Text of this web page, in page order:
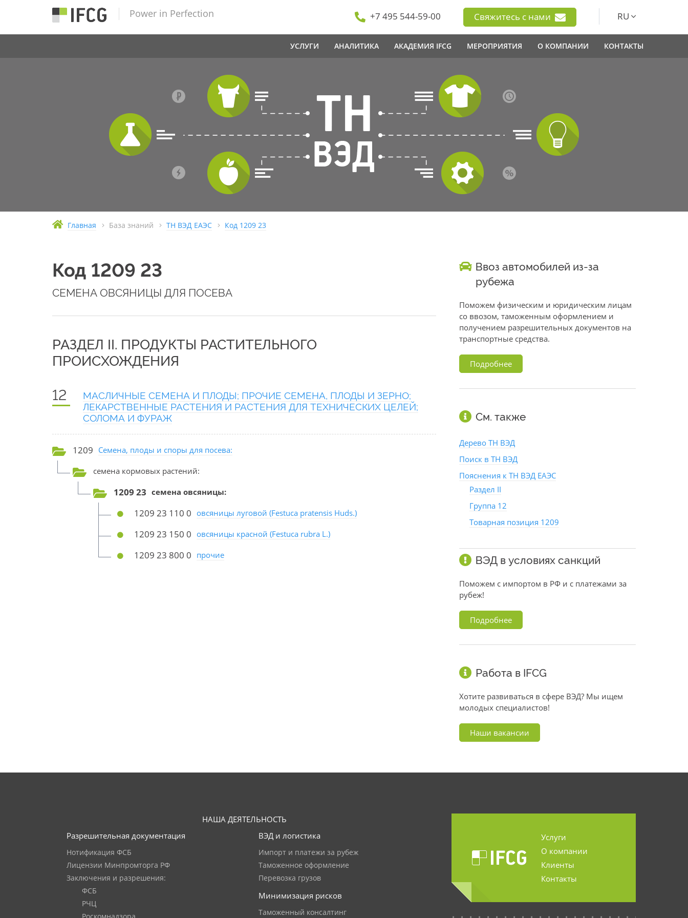
Power in Perfection +7 495 544-59-00 Свяжитесь с нами RU
УСЛУГИ АНАЛИТИКА АКАДЕМИЯ IFCG МЕРОПРИЯТИЯ О КОМПАНИИ КОНТАКТЫ
Главная База знаний ТН ВЭД ЕАЭС Код 1209 23
Код 1209 23
СЕМЕНА ОВСЯНИЦЫ ДЛЯ ПОСЕВА
РАЗДЕЛ II. ПРОДУКТЫ РАСТИТЕЛЬНОГО
ПРОИСХОЖДЕНИЯ
12
МАСЛИЧНЫЕ СЕМЕНА И ПЛОДЫ; ПРОЧИЕ СЕМЕНА, ПЛОДЫ И ЗЕРНО;
ЛЕКАРСТВЕННЫЕ РАСТЕНИЯ И РАСТЕНИЯ ДЛЯ ТЕХНИЧЕСКИХ ЦЕЛЕЙ;
СОЛОМА И ФУРАЖ
1209 Семена, плоды и споры для посева:
семена кормовых растений:
1209 23 семена овсяницы:
1209 23 110 0 овсяницы луговой (Festuca pratensis Huds.)
1209 23 150 0 овсяницы красной (Festuca rubra L.)
1209 23 800 0 прочие
Ввоз автомобилей из-за
рубежа
Поможем физическим и юридическим лицам
со ввозом, таможенным оформлением и
получением разрешительных документов на
транспортные средства.
Подробнее
См. также
Дерево ТН ВЭД
Поиск в ТН ВЭД
Пояснения к ТН ВЭД ЕАЭС
Раздел II
Группа 12
Товарная позиция 1209
ВЭД в условиях санкций
Поможем с импортом в РФ и с платежами за
рубеж!
Подробнее
Работа в IFCG
Хотите развиваться в сфере ВЭД? Мы ищем
молодых специалистов!
Наши вакансии
НАША ДЕЯТЕЛЬНОСТЬ
Разрешительная документация
Нотификация ФСБ
Лицензии Минпромторга РФ
Заключения и разрешения:
ФСБ
РЧЦ
ВЭД и логистика
Импорт и платежи за рубеж
Таможенное оформление
Перевозка грузов
Минимизация рисков
Таможенный консалтинг
Услуги
О компании
Клиенты
Контакты